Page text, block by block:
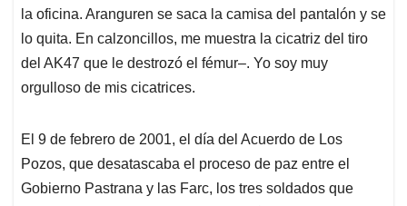
la oficina. Aranguren se saca la camisa del pantalón y se
lo quita. En calzoncillos, me muestra la cicatriz del tiro
del AK47 que le destrozó el fémur‒. Yo soy muy
orgulloso de mis cicatrices.
El 9 de febrero de 2001, el día del Acuerdo de Los
Pozos, que desatascaba el proceso de paz entre el
Gobierno Pastrana y las Farc, los tres soldados que